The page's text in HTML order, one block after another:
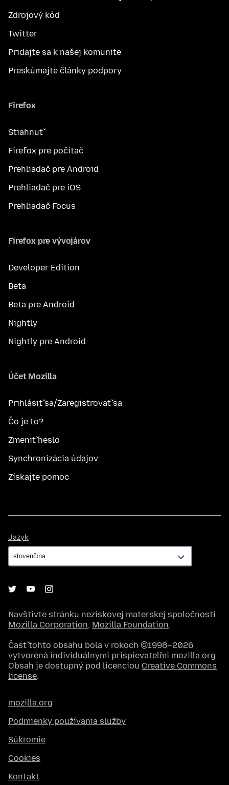
Zdrojový kód
Twitter
Pridajte sa k našej komunite
Preskúmajte články podpory
Firefox
Stiahnuť
Firefox pre počítač
Prehliadač pre Android
Prehliadač pre iOS
Prehliadač Focus
Firefox pre vývojárov
Developer Edition
Beta
Beta pre Android
Nightly
Nightly pre Android
Účet Mozilla
Prihlásiť sa/Zaregistrovať sa
Čo je to?
Zmeniť heslo
Synchronizácia údajov
Získajte pomoc
Jazyk
Navštívte stránku neziskovej materskej spoločnosti
Mozilla Corporation, Mozilla Foundation.
Časť tohto obsahu bola v rokoch ©1998–2026
vytvorená individuálnymi prispievateľmi mozilla.org.
Obsah je dostupný pod licenciou Creative Commons
license.
mozilla.org
Podmienky používania služby
Súkromie
Cookies
Kontakt